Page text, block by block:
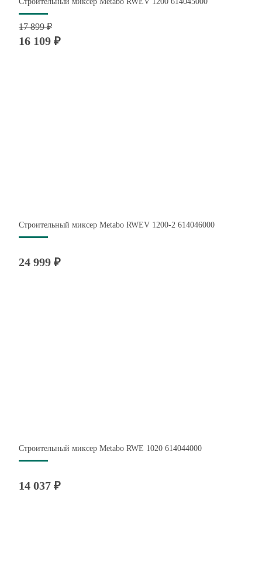
17 899 ₽
16 109 ₽
Строительный миксер Metabo RWEV 1200-2 614046000
24 999 ₽
Строительный миксер Metabo RWE 1020 614044000
14 037 ₽